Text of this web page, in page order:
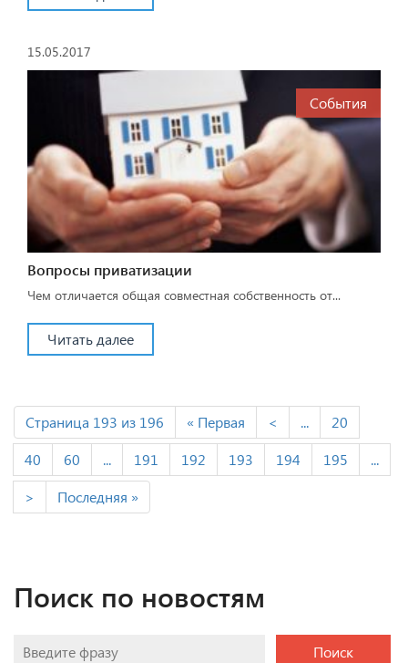
15.05.2017
События
Вопросы приватизации
Чем отличается общая совместная собственность от...
Читать далее
Страница 193 из 196 « Первая < ...
20
40
60 ... 191 192 193 194 195
...
>
Последняя »
Поиск по новостям
Поиск